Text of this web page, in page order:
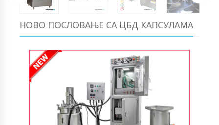
НОВО ПОСЛОВАЊЕ СА ЦБД КАПСУЛАМА